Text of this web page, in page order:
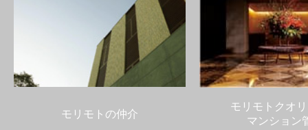
モリモトの仲介
モリモトクオ
マンション